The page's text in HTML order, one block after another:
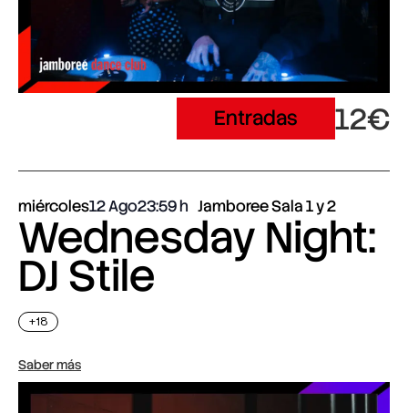
Entradas 12€
miércoles12 Ago23:59 Jamboree Sala 1 y 2
Wednesday Night:
DJ Stile
+18
Saber más